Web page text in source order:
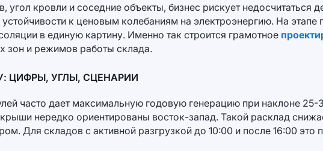
кровли и соседние объекты, бизнес рискует недосчитаться
к ценовым колебаниям на электроэнергию. На
в единую картину. Именно так строится грамотное
зон и режимов работы склада.
ЦИФРЫ, УГЛЫ, СЦЕНАРИИ
часто дает максимальную годовую генерацию при наклоне
нередко ориентированы восток-запад. Такой расклад
Для складов с активной разгрузкой до 10:00 и после 16:00 это